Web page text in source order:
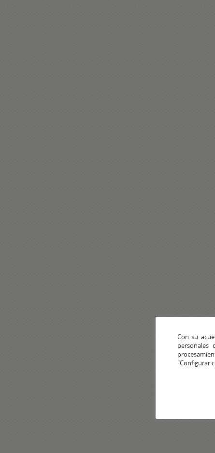
Con su
"Configurar